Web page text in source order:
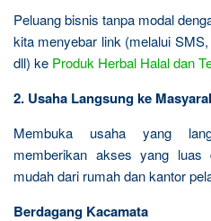
Peluang bisnis tanpa modal
kita menyebar link (melalui
dll) ke Produk Herbal Halal dan
2. Usaha Langsung ke
Membuka usaha yang
memberikan akses yang luas
mudah dari rumah dan kantor
Berdagang Kacamata